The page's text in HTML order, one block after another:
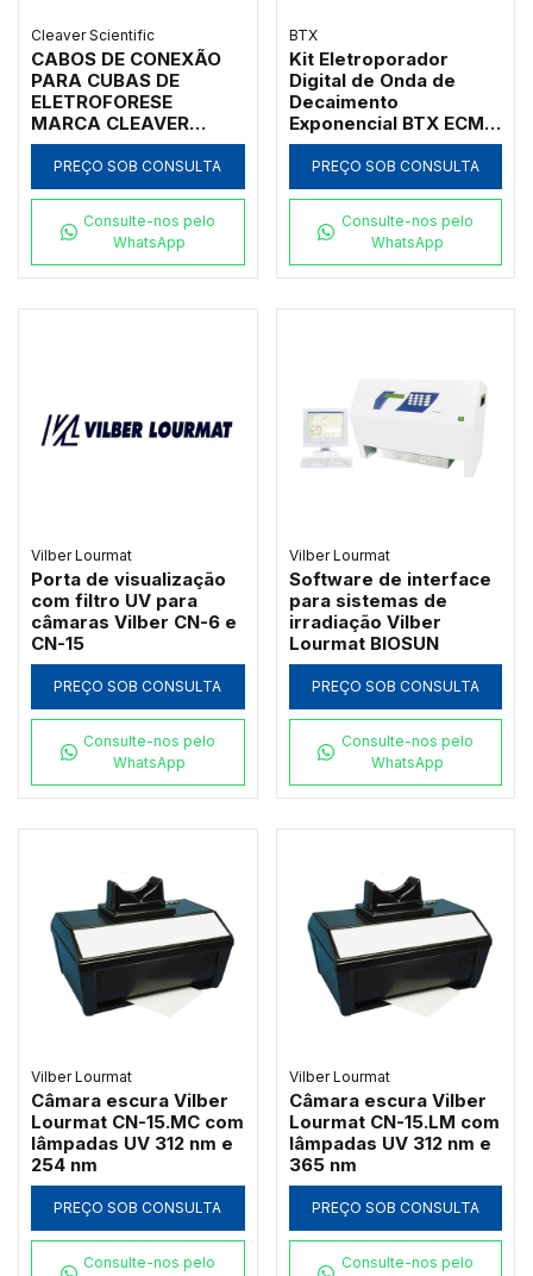
Cleaver Scientific
CABOS DE CONEXÃO
PARA CUBAS DE
ELETROFORESE
MARCA CLEAVER
SCIENTIFIC - CÓDIGO
CSL-CAB
PREÇO SOB CONSULTA
Consulte-nos pelo
WhatsApp
BTX
Kit Eletroporador
Digital de Onda de
Decaimento
Exponencial BTX ECM
399
PREÇO SOB CONSULTA
Consulte-nos pelo
WhatsApp
Vilber Lourmat
Porta de visualização
com filtro UV para
câmaras Vilber CN-6 e
CN-15
PREÇO SOB CONSULTA
Consulte-nos pelo
WhatsApp
Vilber Lourmat
Software de interface
para sistemas de
irradiação Vilber
Lourmat BIOSUN
PREÇO SOB CONSULTA
Consulte-nos pelo
WhatsApp
Vilber Lourmat
Câmara escura Vilber
Lourmat CN-15.MC com
lâmpadas UV 312 nm e
254 nm
PREÇO SOB CONSULTA
Consulte-nos pelo
Vilber Lourmat
Câmara escura Vilber
Lourmat CN-15.LM com
lâmpadas UV 312 nm e
365 nm
PREÇO SOB CONSULTA
Consulte-nos pelo